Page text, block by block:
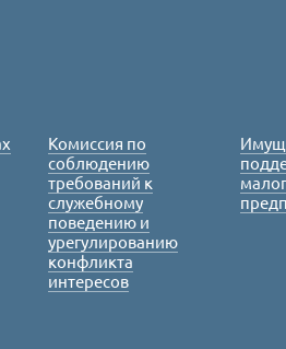
Комиссия по
соблюдению
требований к
служебному
поведению и
урегулированию
конфликта
интересов